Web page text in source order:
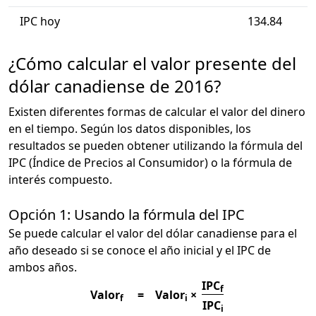
IPC hoy 134.84
¿Cómo calcular el valor presente del
dólar canadiense de 2016?
Existen diferentes formas de calcular el valor del dinero
en el tiempo. Según los datos disponibles, los
resultados se pueden obtener utilizando la fórmula del
IPC (Índice de Precios al Consumidor) o la fórmula de
interés compuesto.
Opción 1: Usando la fórmula del IPC
Se puede calcular el valor del dólar canadiense para el
año deseado si se conoce el año inicial y el IPC de
ambos años.
Valorf = Valori ×
IPCf
IPCi